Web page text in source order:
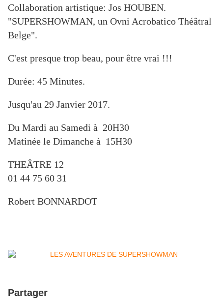
Collaboration artistique: Jos HOUBEN.
"SUPERSHOWMAN, un Ovni Acrobatico Théâtral
Belge".
C'est presque trop beau, pour être vrai !!!
Durée: 45 Minutes.
Jusqu'au 29 Janvier 2017.
Du Mardi au Samedi à 20H30
Matinée le Dimanche à 15H30
THEÂTRE 12
01 44 75 60 31
Robert BONNARDOT
Partager